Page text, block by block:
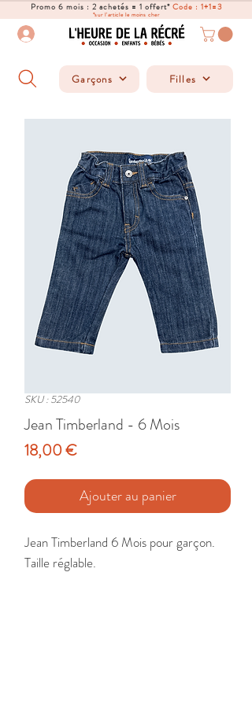
Promo 6 mois : 2 achetés = 1 offert*Code : 1+1=3
*sur l'article le moins cher
Garçons Filles
SKU : 52540
Jean Timberland - 6 Mois
18,00 €Prix
Ajouter au panier
Jean Timberland 6 Mois pour garçon.
Taille réglable.